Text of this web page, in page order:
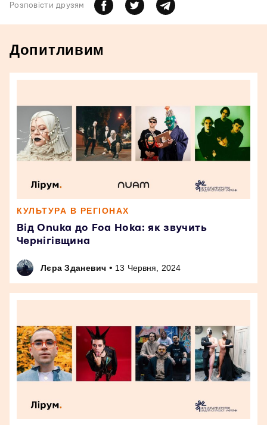
Розповiсти друзям
Допитливим
КУЛЬТУРА В РЕГІОНАХ
Від Onuka до Foa Hoka: як звучить
Чернігівщина
Лєра Зданевич • 13 Червня, 2024